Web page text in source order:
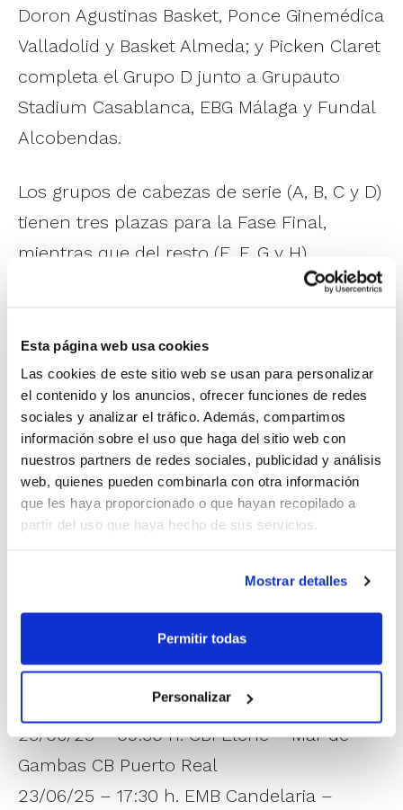
Esta página web usa cookies
Las cookies de este sitio web se usan para personalizar
el contenido y los anuncios, ofrecer funciones de redes
sociales y analizar el tráfico. Además, compartimos
información sobre el uso que haga del sitio web con
nuestros partners de redes sociales, publicidad y análisis
web, quienes pueden combinarla con otra información
que les haya proporcionado o que hayan recopilado a
partir del uso que haya hecho de sus servicios.
Mostrar detalles
Permitir todas
Personalizar
Doron Agustinas Basket, Ponce Ginemédica
Valladolid y Basket Almeda; y Picken Claret
completa el Grupo D junto a Grupauto
Stadium Casablanca, EBG Málaga y Fundal
Alcobendas.
Los grupos de cabezas de serie (A, B, C y D)
tienen tres plazas para la Fase Final,
mientras que del resto (E, F, G y H)
clasificará el líder de grupo. El miércoles se
los cuartos, para dejar las semifinales el
viernes 27 y las dos finales el sábado 28 de
junio.
Calendario Campeonato de España Mini
Masculino
22/06/25 – 09:30 h. CBI Elche –
22/06/25 – 11:30 h. Ibercargas Godella –
Joventut Badalona
22/06/25 – 17:30 h. Sese – Valencia Basket
23/06/25 – 09:30 h. Fundal Alcobendas –
Ibercargas Godella
23/06/25 – 09:30 h. CBI Elche – Mar de
Gambas CB Puerto Real
23/06/25 – 17:30 h. EMB Candelaria –